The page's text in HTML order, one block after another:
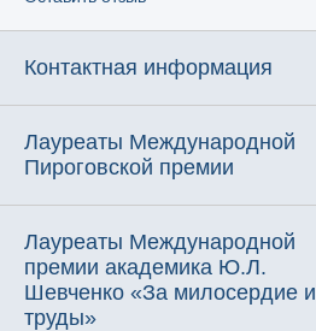
Контактная информация
Лауреаты Международной
Пироговской премии
Лауреаты Международной
премии академика Ю.Л.
Шевченко «За милосердие и
труды»